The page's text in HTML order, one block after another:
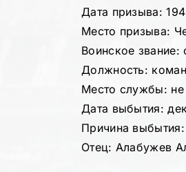
Дата призыва:
Место призыва:
Воинское звание:
Должность:
Место службы: не
Дата выбытия:
Причина
Отец: Алабужев